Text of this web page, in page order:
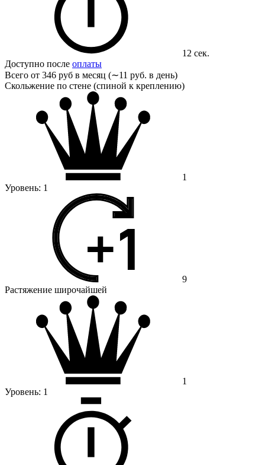
12 сек.
Доступно после оплаты
Всего от 346 руб в месяц (∼11 руб. в день)
Скольжение по стене (спиной к креплению)
1
Уровень: 1
9
Растяжение широчайшей
1
Уровень: 1